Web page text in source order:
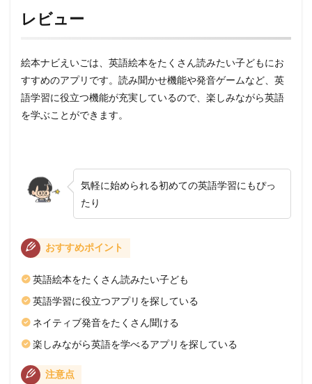
レビュー
絵本ナビえいごは、英語絵本をたくさん読みたい子どもにお
すすめのアプリです。読み聞かせ機能や発音ゲームなど、英
語学習に役立つ機能が充実しているので、楽しみながら英語
を学ぶことができます。
気軽に始められる初めての英語学習にもぴっ
たり
おすすめポイント
英語絵本をたくさん読みたい子ども
英語学習に役立つアプリを探している
ネイティブ発音をたくさん聞ける
楽しみながら英語を学べるアプリを探している
注意点